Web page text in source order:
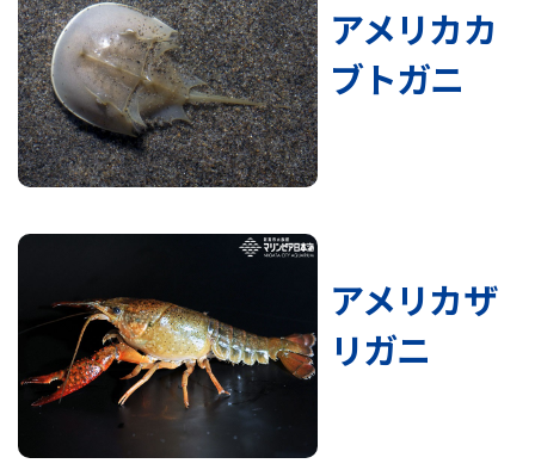
アメリカカ
ブトガニ
アメリカザ
リガニ